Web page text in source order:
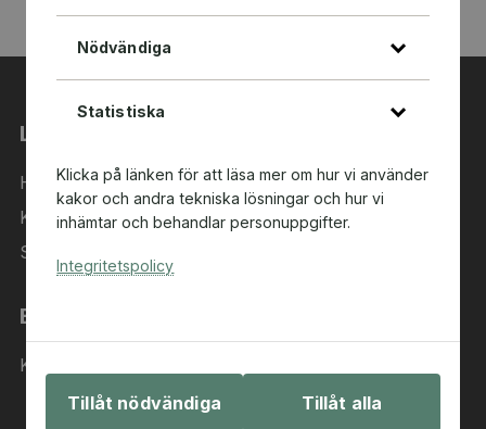
Nödvändiga
Statistiska
Klicka på länken för att läsa mer om hur vi använder
kakor och andra tekniska lösningar och hur vi
inhämtar och behandlar personuppgifter.
Integritetspolicy
Tillåt nödvändiga Tillåt alla
Länkar
Hem
Kategorier
Sök i sortimentet
Behöver du hjälp?
Kontakta oss